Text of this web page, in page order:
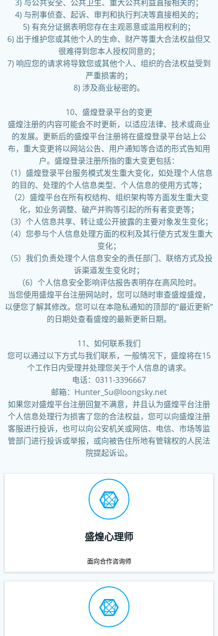
3) 与公共安全、公共卫生、重大公共利益直接相关的；
4) 与刑事侦查、起诉、审判和执行判决等直接相关的；
5) 有充分证据表明您存在主观恶意或滥用权利的；
6) 出于维护您或其他个人的生命、财产等重大合法权益但又
很难得到您本人授权同意的；
7) 响应您的请求将导致您或其他个人、组织的合法权益受到
严重损害的；
8) 涉及商业秘密的。
10、盛煌登录平台的变更
盛煌注册的内容可能会不时更新，以适应法律、技术或商业
的发展。更新后的盛煌平台注册将在盛煌登录平台站上公
布，重大变更将以网站公告、用户通知等合适的形式告知用
户。盛煌登录注册所指的重大变更包括：
（1）盛煌登录平台服务模式发生重大变化，如处理个人信息
的目的、处理的个人信息类型、个人信息的使用方式等；
（2）盛煌平台在所有权结构、组织架构等方面发生重大变
化，如业务调整、破产并购等引起的所有者变更等；
（3）个人信息共享、转让或公开披露的主要对象发生变化；
（4）您参与个人信息处理方面的权利及其行使方式发生重大
变化；
（5）我们负责处理个人信息安全的责任部门、联络方式及投
诉渠道发生变化时；
（6）个人信息安全影响评估报告表明存在高风险时。
当您使用盛煌平台注册网站时，您可以随时审查盛煌盛煌，
以便您了解其修改。您可以在本隐私通知的顶部的“最近更新”
的日期处查看盛煌的最新更新日期。
11、如何联系我们
您可以通过以下方式与我们联系，一般情况下，盛煌将在15
个工作日内受理并处理您关于个人信息的请求。
电话：0311-3396667
邮箱：Hunter_Su@loongsky.net
如果您对盛煌平台注册回复不满意，并且认为盛煌平台注册
个人信息处理行为损害了您的合法权益，您可以向盛煌注册
客服进行投诉，也可以向公安机关或网信、电信、市场等监
管部门进行投诉或举报，或向被告住所地有管辖权的人民法
院提起诉讼。
盛煌心理师
面向合作咨询师